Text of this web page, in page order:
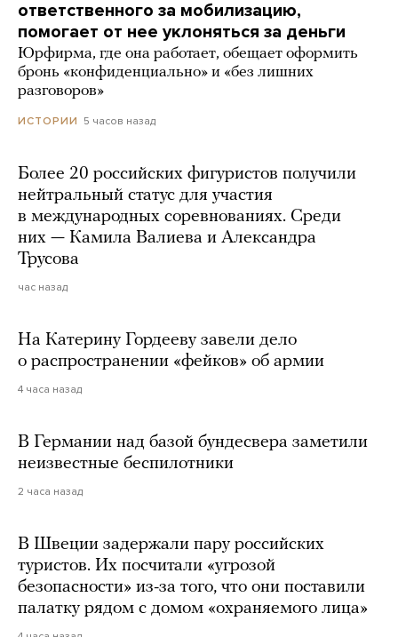
ответственного за мобилизацию,
помогает от нее уклоняться за деньги
Юрфирма, где она работает, обещает оформить
бронь «конфиденциально» и «без лишних
разговоров»
ИСТОРИИ 5 часов назад
Более 20 российских фигуристов получили
нейтральный статус для участия
в международных соревнованиях. Среди
них — Камила Валиева и Александра
Трусова
час назад
На Катерину Гордееву завели дело
о распространении «фейков» об армии
4 часа назад
В Германии над базой бундесвера заметили
неизвестные беспилотники
2 часа назад
В Швеции задержали пару российских
туристов. Их посчитали «угрозой
безопасности» из-за того, что они поставили
палатку рядом с домом «охраняемого лица»